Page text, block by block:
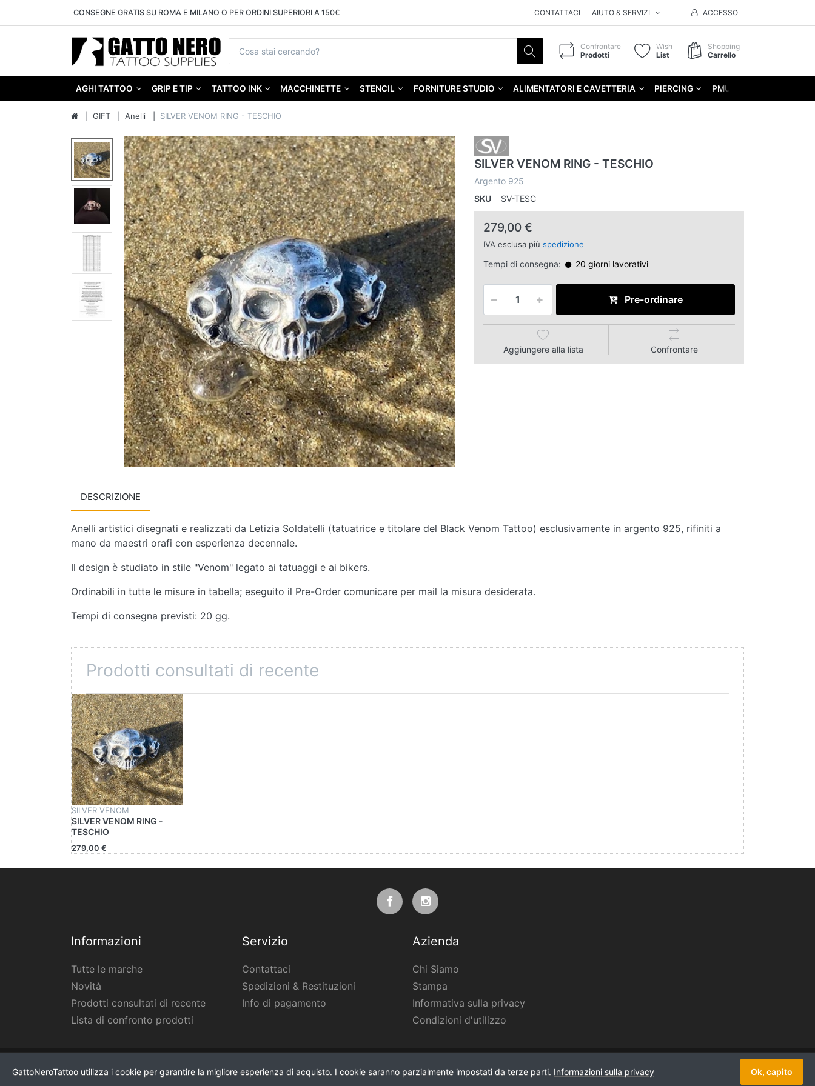
CONSEGNE GRATIS SU ROMA E MILANO O PER ORDINI SUPERIORI A 150€ CONTATTACI AIUTO & SERVIZI ACCESSO
Confrontare
Prodotti
Wish
List
Shopping
Carrello
AGHI TATTOO GRIP E TIP TATTOO INK MACCHINETTE STENCIL FORNITURE STUDIO ALIMENTATORI E CAVETTERIA PIERCING PMU
GIFT Anelli SILVER VENOM RING - TESCHIO
SILVER VENOM RING - TESCHIO
Argento 925
SKU
SV-TESC
279,00 €
IVA esclusa più spedizione
Tempi di consegna: 20 giorni lavorativi
Pre-ordinare
Aggiungere alla lista Confrontare
DESCRIZIONE
Anelli artistici disegnati e realizzati da Letizia Soldatelli (tatuatrice e titolare del Black Venom Tattoo) esclusivamente in argento 925, rifiniti a
mano da maestri orafi con esperienza decennale.
Il design è studiato in stile "Venom" legato ai tatuaggi e ai bikers.
Ordinabili in tutte le misure in tabella; eseguito il Pre-Order comunicare per mail la misura desiderata.
Tempi di consegna previsti: 20 gg.
Prodotti consultati di recente
SILVER VENOM
SILVER VENOM RING -
TESCHIO
279,00 €
Informazioni
Tutte le marche
Novità
Prodotti consultati di recente
Lista di confronto prodotti
Servizio
Contattaci
Spedizioni & Restituzioni
Info di pagamento
Azienda
Chi Siamo
Stampa
Informativa sulla privacy
Condizioni d'utilizzo
GattoNeroTattoo utilizza i cookie per garantire la migliore esperienza di acquisto. I cookie saranno parzialmente impostati da terze parti. Informazioni sulla privacy
Ok, capito